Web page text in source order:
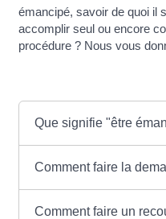
émancipé, savoir de quoi il
accomplir seul ou encore
procédure ? Nous vous
Que signifie "être
Comment faire la
Comment faire un